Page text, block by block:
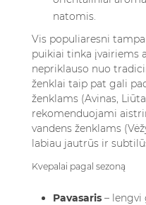
natomis.
Vis populiaresni
puikiai tinka įvairiems
nepriklauso nuo
ženklai taip pat gali
ženklams (Avinas,
rekomenduojami
vandens ženklams
labiau jautrūs ir
Kvepalai pagal sezoną
Pavasaris – lengvi